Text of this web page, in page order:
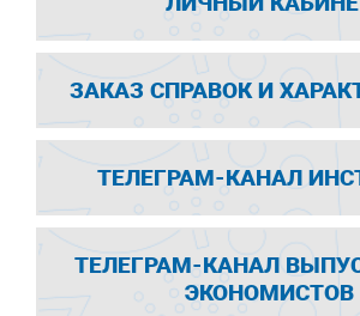
ЗАКАЗ СПРАВОК И
ТЕЛЕГРАМ-КАНАЛ
ТЕЛЕГРАМ-КАНАЛ
ЭКОНОМИСТОВ